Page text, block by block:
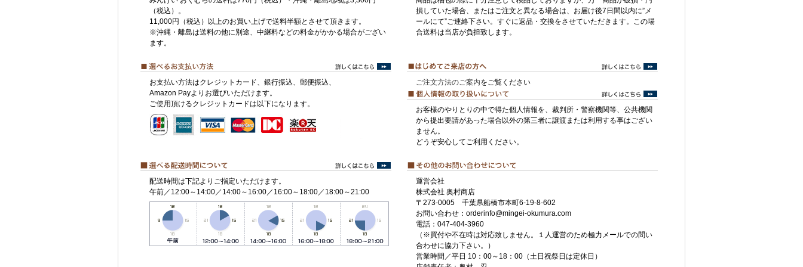
（税込）。
11,000円（税込）以上のお買い上げで送料半額とさせて頂きます。
※沖縄・離島は送料の他に別途、中継料などの料金がかかる場合がござい
ます。
損していた場合、またはご注文と異なる場合は、お届け後7日間以内に”メ
ールにて”ご連絡下さい。すぐに返品・交換をさせていただきます。この場
合送料は当店が負担致します。
お支払い方法はクレジットカード、銀行振込、郵便振込、
Amazon Payよりお選びいただけます。
ご使用頂けるクレジットカードは以下になります。
ご注文方法のご案内をご覧ください
お客様のやりとりの中で得た個人情報を、裁判所・警察機関等、公共機関
から提出要請があった場合以外の第三者に譲渡または利用する事はござい
ません。
どうぞ安心してご利用ください。
配送時間は下記よりご指定いただけます。
午前／12:00～14:00／14:00～16:00／16:00～18:00／18:00～21:00
運営会社
株式会社 奥村商店
〒273-0005 千葉県船橋市本町6-19-8-602
お問い合わせ：orderinfo@mingei-okumura.com
電話：047-404-3960
（※買付や不在時は対応致しません。１人運営のため極力メールでの問い
合わせに協力下さい。）
営業時間／平日 10：00～18：00（土日祝祭日は定休日）